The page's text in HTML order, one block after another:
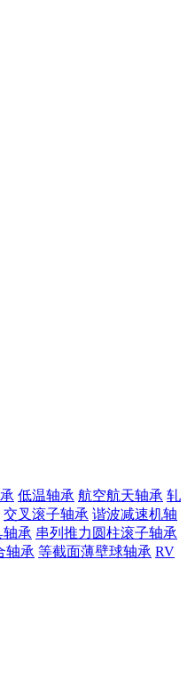
低温轴承 航空航天轴承 轧
交叉滚子轴承 谐波减速机轴
轴承 串列推力圆柱滚子轴承
轴承 等截面薄壁球轴承 RV